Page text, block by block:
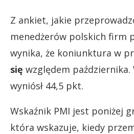
Z ankiet, jakie
menedżerów polskich firm
wynika, że koniunktura w
się względem października.
wyniósł 44,5 pkt.
Wskaźnik PMI jest poniżej
która wskazuje, kiedy